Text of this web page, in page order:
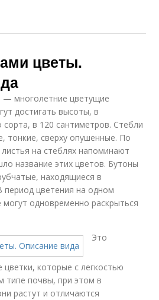
цветы.
— многолетние цветущие
достигать высоты, в
сорта, в 120 сантиметров. Стебли
тонкие, сверху опушенные. По
на стеблях напоминают
название этих цветов. Бутоны
находящиеся в
период цветения на одном
одновременно раскрыться
Это
цветки, которые с легкостью
типе почвы, при этом в
растут и отличаются